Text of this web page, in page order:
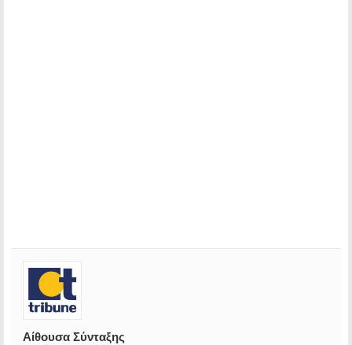
Αίθουσα Σύνταξης